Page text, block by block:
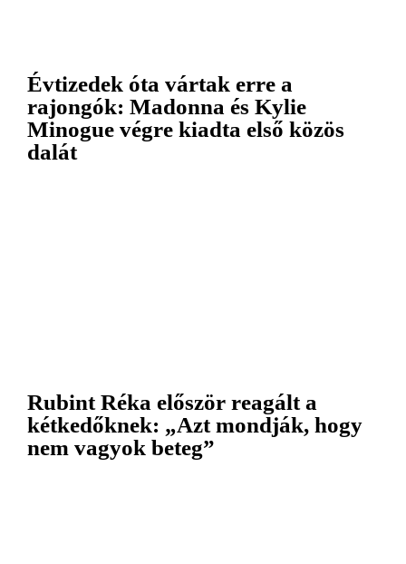
Évtizedek óta vártak erre a
rajongók: Madonna és Kylie
Minogue végre kiadta első közös
dalát
Rubint Réka először reagált a
kétkedőknek: „Azt mondják, hogy
nem vagyok beteg”